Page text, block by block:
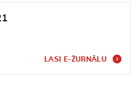
LASI E-ŽURNĀLU